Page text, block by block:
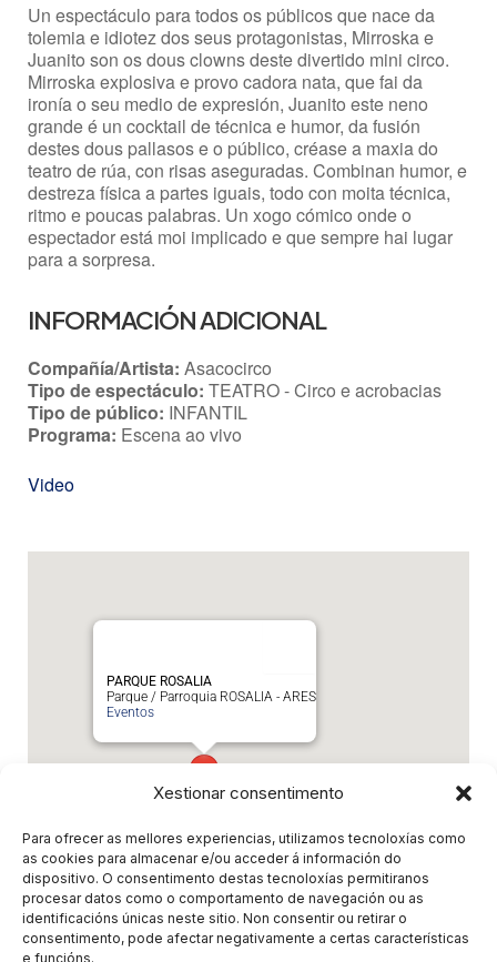
Xestionar consentimento
Para ofrecer as mellores experiencias, utilizamos tecnoloxías como
as cookies para almacenar e/ou acceder á información do
dispositivo. O consentimento destas tecnoloxías permitiranos
procesar datos como o comportamento de navegación ou as
identificacións únicas neste sitio. Non consentir ou retirar o
consentimento, pode afectar negativamente a certas características
e funcións.
Un espectáculo para todos os públicos que nace da
tolemia e idiotez dos seus protagonistas, Mirroska e
Juanito son os dous clowns deste divertido mini circo.
Mirroska explosiva e provo cadora nata, que fai da
ironía o seu medio de expresión, Juanito este neno
grande é un cocktail de técnica e humor, da fusión
destes dous pallasos e o público, créase a maxia do
teatro de rúa, con risas aseguradas. Combinan humor, e
destreza física a partes iguais, todo con moita técnica,
ritmo e poucas palabras. Un xogo cómico onde o
espectador está moi implicado e que sempre hai lugar
para a sorpresa.
INFORMACIÓN ADICIONAL
Compañía/Artista: Asacocirco
Tipo de espectáculo: TEATRO - Circo e acrobacias
Tipo de público: INFANTIL
Programa: Escena ao vivo
Video
PARQUE ROSALIA
Parque / Parroquia ROSALIA - ARES
Eventos
Eventos relacionados